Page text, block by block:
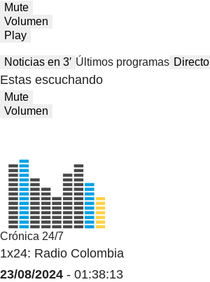
Mute
Volumen
Play
Noticias en 3′ Últimos programas Directo
Estas escuchando
Mute
Volumen
Crónica 24/7
1x24: Radio Colombia
23/08/2024 - 01:38:13